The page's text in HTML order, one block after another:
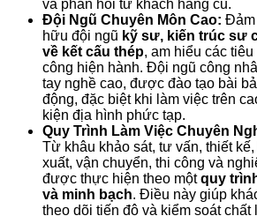
và phản hồi từ khách hàng cũ.
Đội Ngũ Chuyên Môn Cao: Đảm
hữu đội ngũ kỹ sư, kiến trúc sư
về kết cấu thép, am hiểu các
công hiện hành. Đội ngũ công
tay nghề cao, được đào tạo bài
động, đặc biệt khi làm việc trên
kiện địa hình phức tạp.
Quy Trình Làm Việc Chuyên
Từ khâu khảo sát, tư vấn, thiết
xuất, vận chuyển, thi công và
được thực hiện theo mộtquy
và minh bạch. Điều này giúp
theo dõi tiến độ và kiểm soát